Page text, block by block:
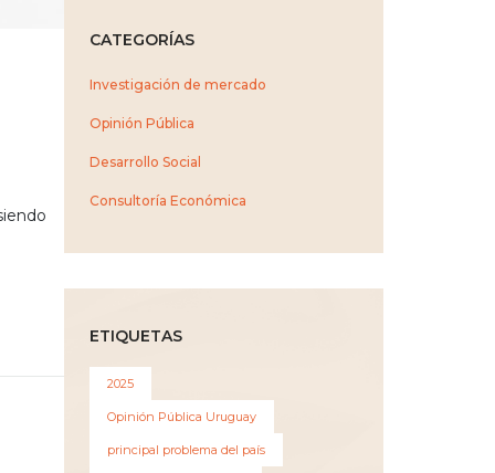
CATEGORÍAS
Investigación de mercado
Opinión Pública
Desarrollo Social
Consultoría Económica
ETIQUETAS
2025
Opinión Pública Uruguay
principal problema del país